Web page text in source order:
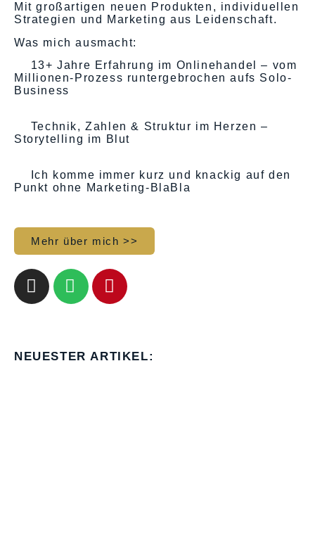
Mit großartigen neuen Produkten, individuellen
Strategien und Marketing aus Leidenschaft.
Was mich ausmacht:
13+ Jahre Erfahrung im Onlinehandel – vom
Millionen-Prozess runtergebrochen aufs Solo-
Business
Technik, Zahlen & Struktur im Herzen –
Storytelling im Blut
Ich komme immer kurz und knackig auf den
Punkt ohne Marketing-BlaBla
Mehr über mich >>
NEUESTER ARTIKEL: